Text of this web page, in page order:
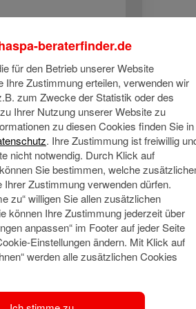
Freizeit die Welt zu bereisen,
nicht fehlen.
Meine
Meine
Haspa
beraterfinder.de
für den Betrieb unserer Website
Ihre Zustimmung erteilen, verwenden wir
zum Zwecke der Statistik oder des
Ihrer Nutzung unserer Website zu
zu diesen Cookies finden Sie in
. Ihre Zustimmung ist freiwillig
nicht notwendig. Durch Klick auf
Sie bestimmen, welche
Zustimmung verwenden dürfen.
zu“ willigen Sie allen zusätzlichen
können Ihre Zustimmung jederzeit über
anpassen“ im Footer auf jeder Seite
Einstellungen ändern. Mit Klick auf
werden alle zusätzlichen Cookies